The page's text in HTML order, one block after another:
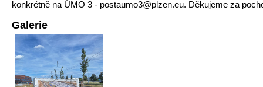
konkrétně na ÚMO 3 - postaumo3@plzen.eu. Děkujeme za
Galerie